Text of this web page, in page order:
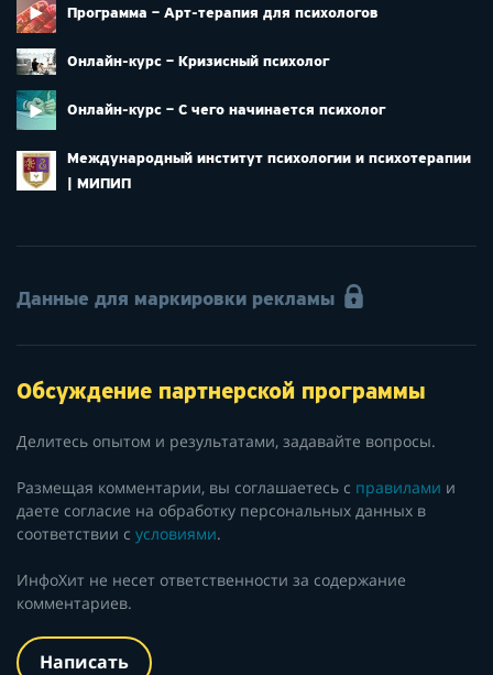
Программа – Арт-терапия для психологов
Онлайн-курс – Кризисный психолог
Онлайн-курс – С чего начинается психолог
Международный институт психологии и психотерапии
| МИПИП
Данные для маркировки рекламы
Обсуждение партнерской программы
Делитесь опытом и результатами, задавайте вопросы.
Размещая комментарии, вы соглашаетесь с правилами и
даете согласие на обработку персональных данных в
соответствии с условиями.
ИнфоХит не несет ответственности за содержание
комментариев.
Написать